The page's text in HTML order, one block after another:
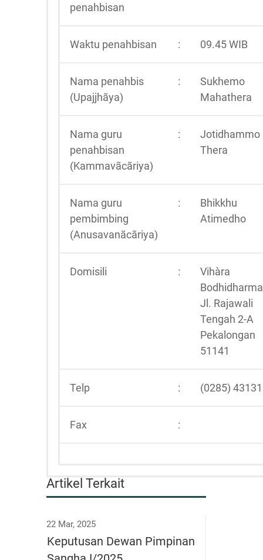
penahbisan
Waktu penahbisan : 09.45 WIB
Nama penahbis
(Upajjhãya)
:
Sukhemo
Mahathera
Nama guru
penahbisan
(Kammavãcãriya)
:
Jotidhammo
Thera
Nama guru
pembimbing
(Anusavanãcãriya)
:
Bhikkhu
Atimedho
Domisili :
Vihàra
Bodhidharma
Jl. Rajawali
Tengah 2-A
Pekalongan
51141
Telp : (0285)
Fax :
Artikel Terkait
22 Mar, 2025
Keputusan Dewan Pimpinan